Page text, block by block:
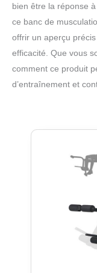
bien être la réponse
ce banc de
offrir un aperçu
efficacité. Que vous
comment ce produit
d’entraînement et